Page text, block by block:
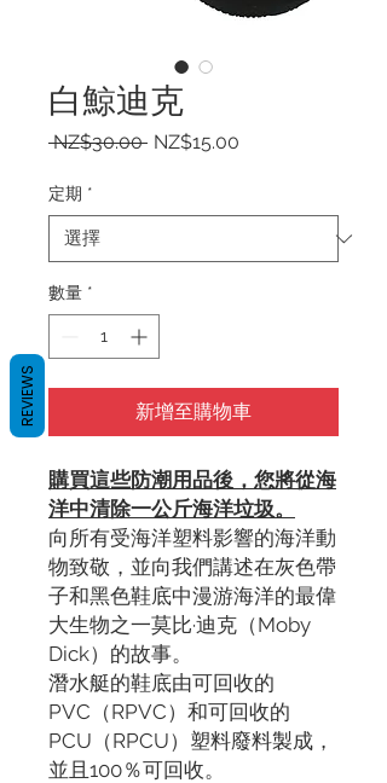
白鯨迪克
NZ$30.00 一
格
NZ$15.00
格
定期 *
數量 *
新增至購物車
購買這些防潮用品後，您將從海
洋中清除一公斤海洋垃圾。
向所有受海洋塑料影響的海洋動
物致敬，並向我們講述在灰色帶
子和黑色鞋底中漫游海洋的最偉
大生物之一莫比·迪克（Moby
Dick）的故事。
潛水艇的鞋底由可回收的
PVC（RPVC）和可回收的
PCU（RPCU）塑料廢料製成，
並且100％可回收。
REVIEWS